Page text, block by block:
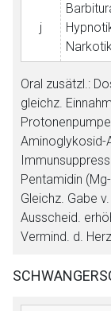
j
Oral zusätzl.:
gleichz.
Aminoglykosid-
Pentamidin
Gleichz. Gabe
Ausscheid.
Vermind. d.